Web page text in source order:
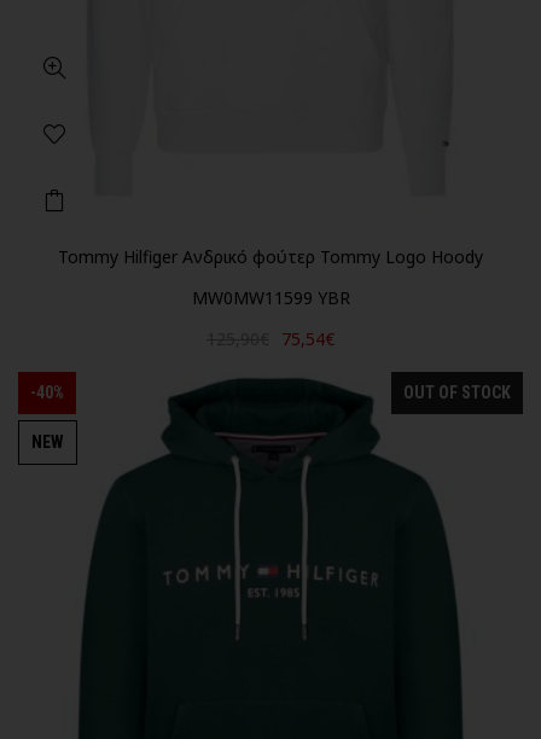
Tommy Hilfiger Ανδρικό φούτερ Tommy Logo Hoody
MW0MW11599 YBR
75,54€
-40% OUT OF STOCK
NEW